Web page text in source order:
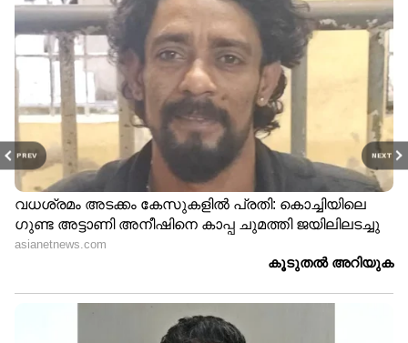
PREV NEXT